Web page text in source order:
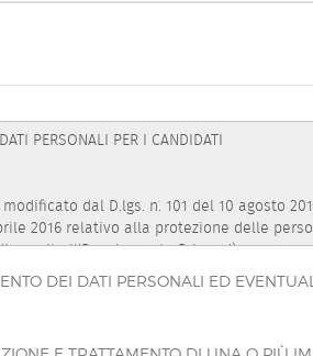
DEI DATI PERSONALI ED